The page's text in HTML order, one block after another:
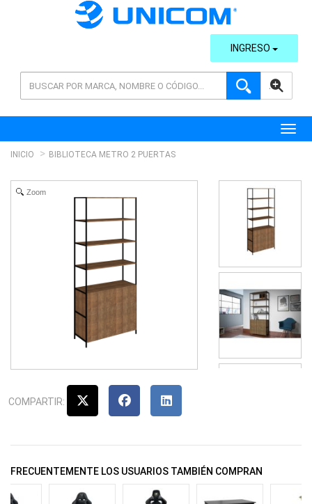
AVANZADA
INGRESO
INICIO BIBLIOTECA METRO 2 PUERTAS
Zoom
COMPARTIR:
FRECUENTEMENTE LOS USUARIOS TAMBIÉN COMPRAN